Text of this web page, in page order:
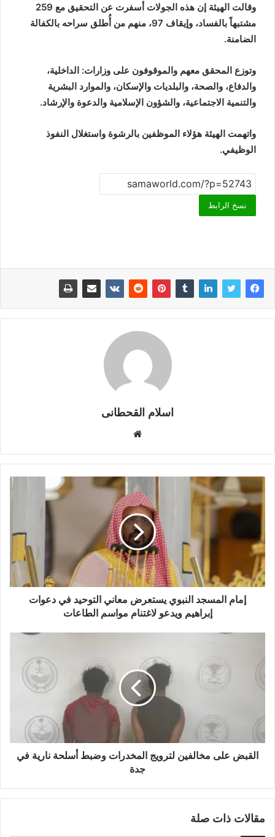
وقالت الهيئة إن هذه الجولات أسفرت عن التحقيق مع 259
مشتبهاً بالفساد، وإيقاف 97، منهم من أُطلق سراحه بالكفالة
الضامنة.
وتوزع المحقق معهم والموقوفون على وزارات: الداخلية،
والدفاع، والصحة، والبلديات والإسكان، والموارد البشرية
والتنمية الاجتماعية، والشؤون الإسلامية والدعوة والإرشاد.
واتهمت الهيئة هؤلاء الموظفين بالرشوة واستغلال النفوذ
الوظيفي.
نسخ الرابط
اسلام القحطانى
ق
ع
ا
ل
و
ي
ب
إمام المسجد النبوي يستعرض معاني التوحيد في دعوات
إبراهيم ويدعو لاغتنام مواسم الطاعات
القبض على مخالفين لترويج المخدرات وضبط أسلحة نارية في
جدة
مقالات ذات صلة